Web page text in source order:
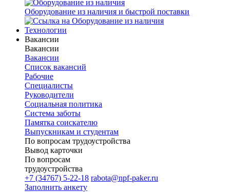
Оборудование из наличия и быстрой поставки
Технологии
Вакансии
Вакансии
Вакансии
Список вакансий
Рабочие
Специалисты
Руководители
Cоциальная политика
Система заботы
Памятка соискателю
Выпускникам и студентам
По вопросам трудоустройства
Вывод карточки
По вопросам
трудоустройства
+7 (34767) 5-22-18 rabota@npf-paker.ru
Заполнить анкету